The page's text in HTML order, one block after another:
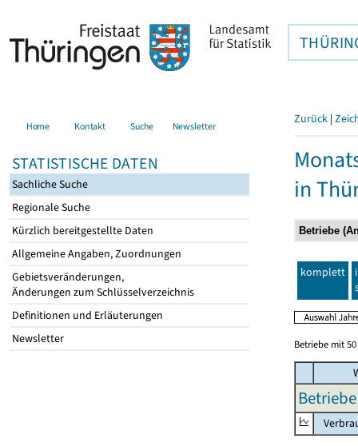
Home Kontakt Suche Newsletter
STATISTISCHE DATEN
Sachliche Suche
Regionale Suche
Kürzlich bereitgestellte Daten
Allgemeine Angaben, Zuordnungen
Gebietsveränderungen,
Änderungen zum Schlüsselverzeichnis
Definitionen und Erläuterungen
Newsletter
Zurück |
in
komplett
Betriebe mit